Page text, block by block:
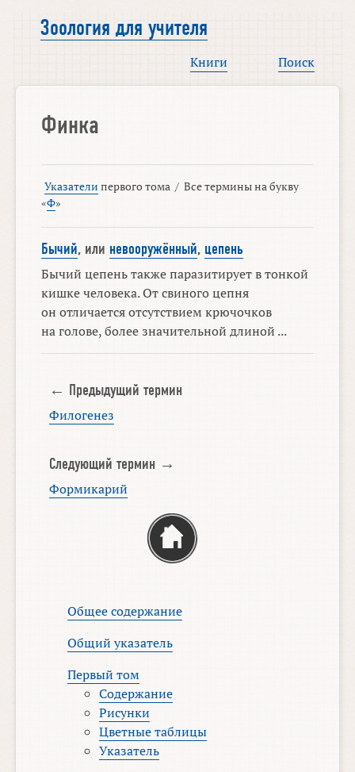
Зоология для учителя
Книги Поиск
Финка
Указатели первого тома / Все термины на букву
«Ф»
Бычий, или невооружённый, цепень
Бычий цепень также паразитирует в тонкой
кишке человека. От свиного цепня
он отличается отсутствием крючочков
на голове, более значительной длиной ...
← Предыдущий термин
Филогенез
Следующий термин →
Формикарий
Общее содержание
Общий указатель
Первый том
Содержание
Рисунки
Цветные таблицы
Указатель